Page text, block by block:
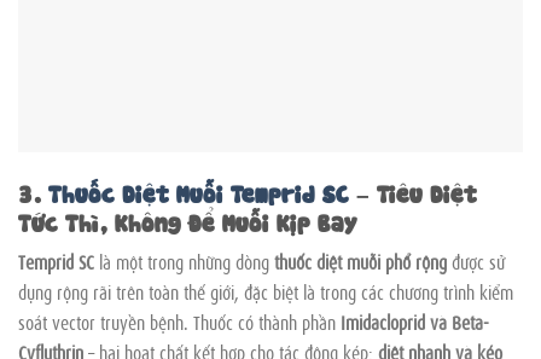
3. Thuốc Diệt Muỗi Temprid SC – Tiêu Diệt
Tức Thì, Không Để Muỗi Kịp Bay
Temprid SC là một trong những dòngthuốc diệt muỗi phổ rộngđược sử
dụng rộng rãi trên toàn thế giới, đặc biệt là trong các chương trình kiểm
soát vector truyền bệnh. Thuốc có thành phần Imidacloprid và Beta-
Cyfluthrin– hai hoạt chất kết hợp cho tác động kép: diệt nhanh và kéo